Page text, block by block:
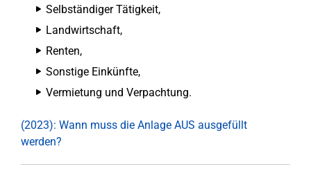
Selbständiger Tätigkeit,
Landwirtschaft,
Renten,
Sonstige Einkünfte,
Vermietung und Verpachtung.
(2023): Wann muss die Anlage AUS ausgefüllt
werden?